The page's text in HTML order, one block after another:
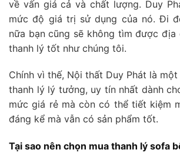
về vấn giá cả và chất lượng. Duy
mức độ giá trị sử dụng của nó. Đi
nữa bạn cũng sẽ không tìm được địa
thanh lý tốt như chúng tôi.
Chính vì thế, Nội thất Duy Phát là
thanh lý lý tưởng, uy tín nhất dành
mức giá rẻ mà còn có thể tiết kiệm
đáng kể mà vẫn có sản phẩm tốt.
Tại sao nên chọn mua thanh lý sofa